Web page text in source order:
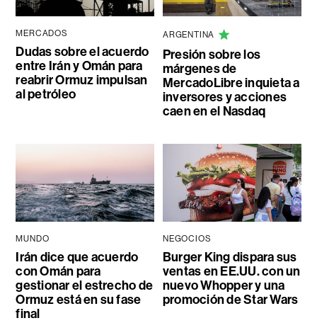
MERCADOS
Dudas sobre el acuerdo
entre Irán y Omán para
reabrir Ormuz impulsan
al petróleo
ARGENTINA
Presión sobre los
márgenes de
MercadoLibre inquieta a
inversores y acciones
caen en el Nasdaq
MUNDO
Irán dice que acuerdo
con Omán para
gestionar el estrecho de
Ormuz está en su fase
final
NEGOCIOS
Burger King dispara sus
ventas en EE.UU. con un
nuevo Whopper y una
promoción de Star Wars